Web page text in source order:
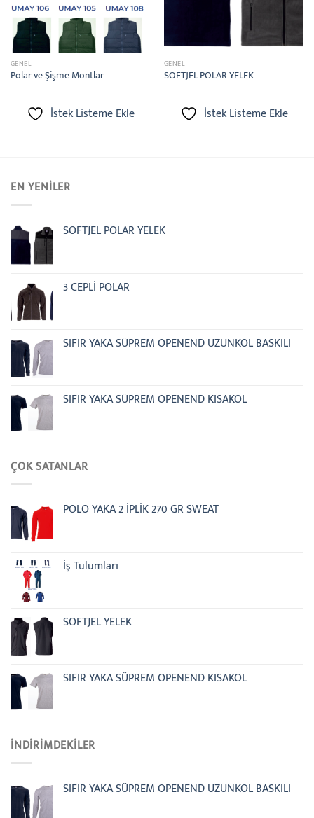
GENEL
Polar ve Şişme Montlar
İstek Listeme Ekle
GENEL
SOFTJEL POLAR YELEK
İstek Listeme Ekle
EN YENILER
SOFTJEL POLAR YELEK
3 CEPLİ POLAR
SIFIR YAKA SÜPREM OPENEND UZUNKOL BASKILI
SIFIR YAKA SÜPREM OPENEND KISAKOL
ÇOK SATANLAR
POLO YAKA 2 İPLİK 270 GR SWEAT
İş Tulumları
SOFTJEL YELEK
SIFIR YAKA SÜPREM OPENEND KISAKOL
İNDIRIMDEKILER
SIFIR YAKA SÜPREM OPENEND UZUNKOL BASKILI